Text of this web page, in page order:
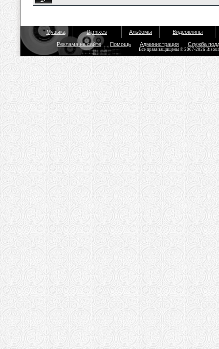
Музыка Dj mixes Альбомы Видеоклипы
Реклама на сайте Помощь Администрация Служба
Все права защищены © 2007-2026